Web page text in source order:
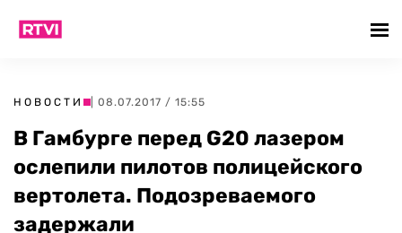
НОВОСТИ | 08.07.2017 / 15:55
В Гамбурге перед G20 лазером
ослепили пилотов полицейского
вертолета. Подозреваемого
задержали